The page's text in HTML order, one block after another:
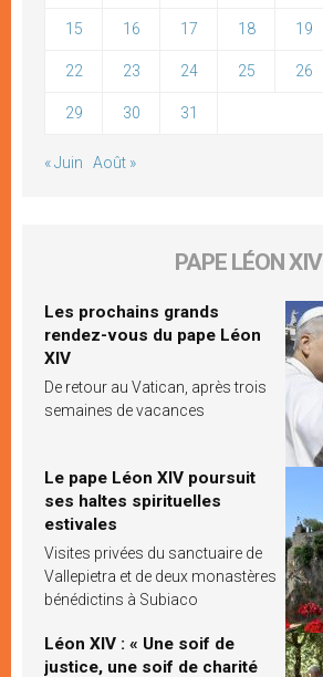
15 16 17 18 19
22 23 24 25 26
29 30 31
« Juin Août »
PAPE LÉON XIV
Les prochains grands
rendez-vous du pape Léon
XIV
De retour au Vatican, après trois
semaines de vacances
Le pape Léon XIV poursuit
ses haltes spirituelles
estivales
Visites privées du sanctuaire de
Vallepietra et de deux monastères
bénédictins à Subiaco
Léon XIV : « Une soif de
justice, une soif de charité